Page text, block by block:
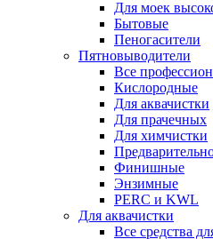
Для моек
Бытовые
Пеногасители
Пятновыводители
Все
Кислородные
Для аквачистки
Для прачечных
Для химчистки
Финишные
Энзимные
PERC и KWL
Для аквачистки
Все средства